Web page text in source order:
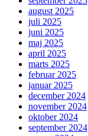
august 2025
juli 2025
juni 2025
maj 2025
april 2025
marts 2025
februar 2025
januar 2025
december 2024
november 2024
oktober 2024
september 2024